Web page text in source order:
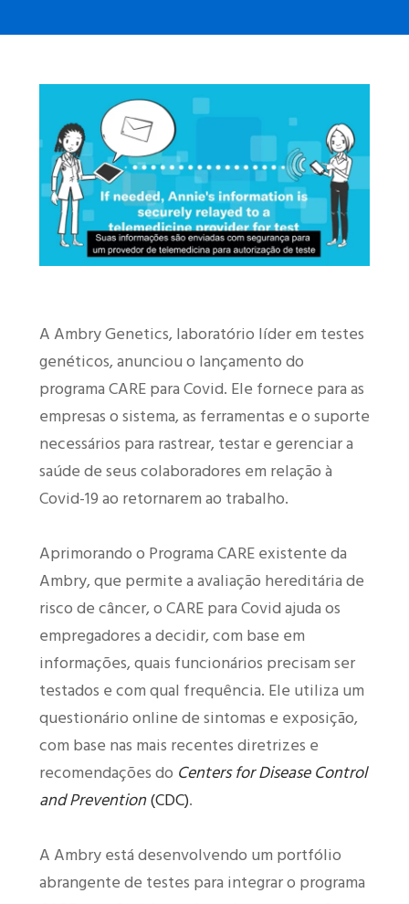
A Ambry Genetics, laboratório líder em testes
genéticos, anunciou o lançamento do
programa CARE para Covid. Ele fornece para as
empresas o sistema, as ferramentas e o suporte
necessários para rastrear, testar e gerenciar a
saúde de seus colaboradores em relação à
Covid-19 ao retornarem ao trabalho.
Aprimorando o Programa CARE existente da
Ambry, que permite a avaliação hereditária de
risco de câncer, o CARE para Covid ajuda os
empregadores a decidir, com base em
informações, quais funcionários precisam ser
testados e com qual frequência. Ele utiliza um
questionário online de sintomas e exposição,
com base nas mais recentes diretrizes e
recomendações do Centers for Disease Control
and Prevention(CDC).
A Ambry está desenvolvendo um portfólio
abrangente de testes para integrar o programa